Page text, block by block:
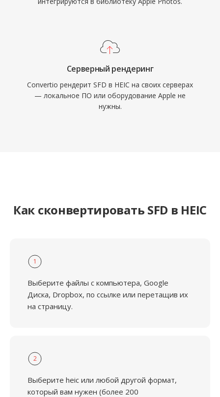
Серверный рендеринг
Convertio рендерит SFD в HEIC на своих серверах
— локальное ПО или оборудование Apple не
нужны.
Как сконвертировать SFD в HEIC
1
Выберите файлы с компьютера, Google
Диска, Dropbox, по ссылке или перетащив их
на страницу.
2
Выберите heic или любой другой формат,
который вам нужен (более 200